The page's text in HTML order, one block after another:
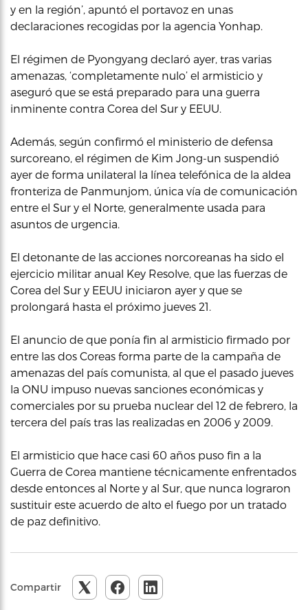
y en la región’, apuntó el portavoz en unas
declaraciones recogidas por la agencia Yonhap.
El régimen de Pyongyang declaró ayer, tras varias
amenazas, ‘completamente nulo’ el armisticio y
aseguró que se está preparado para una guerra
inminente contra Corea del Sur y EEUU.
Además, según confirmó el ministerio de defensa
surcoreano, el régimen de Kim Jong-un suspendió
ayer de forma unilateral la línea telefónica de la aldea
fronteriza de Panmunjom, única vía de comunicación
entre el Sur y el Norte, generalmente usada para
asuntos de urgencia.
El detonante de las acciones norcoreanas ha sido el
ejercicio militar anual Key Resolve, que las fuerzas de
Corea del Sur y EEUU iniciaron ayer y que se
prolongará hasta el próximo jueves 21.
El anuncio de que ponía fin al armisticio firmado por
entre las dos Coreas forma parte de la campaña de
amenazas del país comunista, al que el pasado jueves
la ONU impuso nuevas sanciones económicas y
comerciales por su prueba nuclear del 12 de febrero, la
tercera del país tras las realizadas en 2006 y 2009.
El armisticio que hace casi 60 años puso fin a la
Guerra de Corea mantiene técnicamente enfrentados
desde entonces al Norte y al Sur, que nunca lograron
sustituir este acuerdo de alto el fuego por un tratado
de paz definitivo.
Compartir